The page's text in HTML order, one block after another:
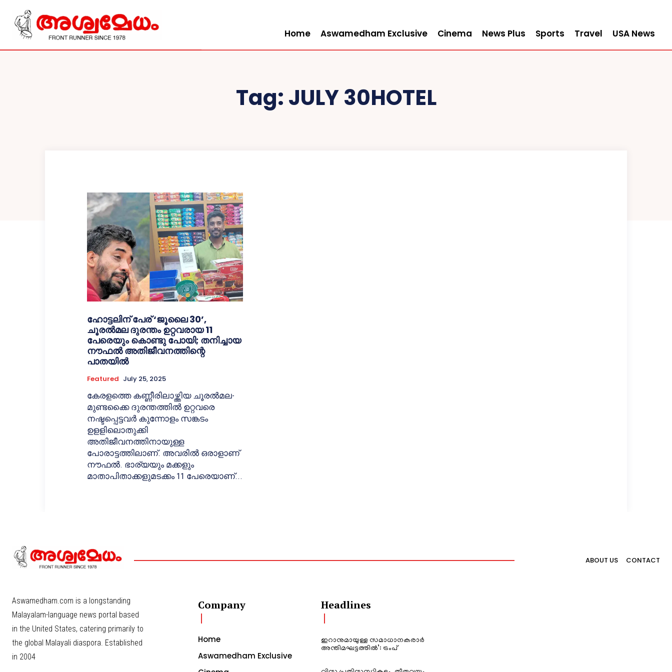
Home Aswamedham Exclusive Cinema News Plus Sports Travel USA News
Tag: JULY 30HOTEL
ഹോട്ടലിന് പേര് ‘ജൂലൈ 30’,
ചൂരല്‍മല ദുരന്തം ഉറ്റവരായ 11
പേരെയും കൊണ്ടു പോയി; തനിച്ചായ
നൗഫല്‍ അതിജീവനത്തിന്റെ
പാതയില്‍
Featured July 25, 2025
കേരളത്തെ കണ്ണീരിലാഴ്ത്തിയ ചൂരല്‍മല-
മുണ്ടക്കൈ ദുരന്തത്തില്‍ ഉറ്റവരെ
നഷ്ടപ്പെട്ടവര്‍ കുന്നോളം സങ്കടം
ഉളളിലൊതുക്കി
അതിജീവനത്തിനായുള്ള
പോരാട്ടത്തിലാണ്. അവരില്‍ ഒരാളാണ്
നൗഫല്‍. ഭാര്യയും മക്കളും
മാതാപിതാക്കളുമടക്കം 11 പേരെയാണ്...
ABOUT US CONTACT
Aswamedham.com is a longstanding
Malayalam-language news portal based
in the United States, catering primarily to
the global Malayali diaspora. Established
in 2004
Company
Home
Aswamedham Exclusive
Headlines
ഇറാനുമായുള്ള സമാധാനകരാർ
അന്തിമഘട്ടത്തിൽ‌’: ട്രംപ്